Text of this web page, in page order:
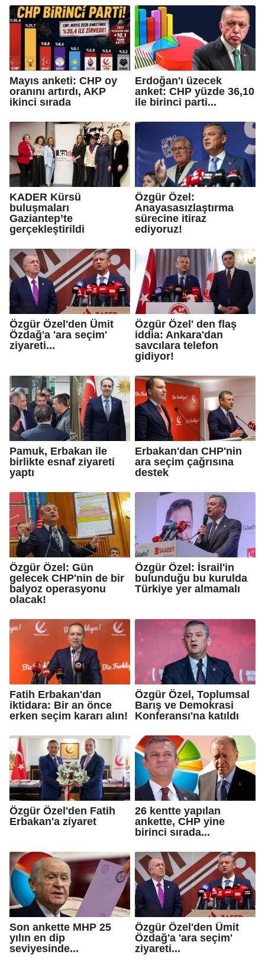
Mayıs anketi: CHP oy
oranını artırdı, AKP
ikinci sırada
Erdoğan'ı üzecek
anket: CHP yüzde 36,10
ile birinci parti...
KADER Kürsü
buluşmaları
Gaziantep’te
gerçekleştirildi
Özgür Özel:
Anayasasızlaştırma
sürecine itiraz
ediyoruz!
Özgür Özel'den Ümit
Özdağ'a 'ara seçim'
ziyareti...
Özgür Özel' den flaş
iddia: Ankara'dan
savcılara telefon
gidiyor!
Pamuk, Erbakan ile
birlikte esnaf ziyareti
yaptı
Erbakan'dan CHP'nin
ara seçim çağrısına
destek
Özgür Özel: Gün
gelecek CHP'nin de bir
balyoz operasyonu
olacak!
Özgür Özel: İsrail'in
bulunduğu bu kurulda
Türkiye yer almamalı
Fatih Erbakan'dan
iktidara: Bir an önce
erken seçim kararı alın!
Özgür Özel, Toplumsal
Barış ve Demokrasi
Konferansı'na katıldı
Özgür Özel'den Fatih
Erbakan'a ziyaret
26 kentte yapılan
ankette, CHP yine
birinci sırada...
Son ankette MHP 25
yılın en dip
seviyesinde...
Özgür Özel'den Ümit
Özdağ'a 'ara seçim'
ziyareti...